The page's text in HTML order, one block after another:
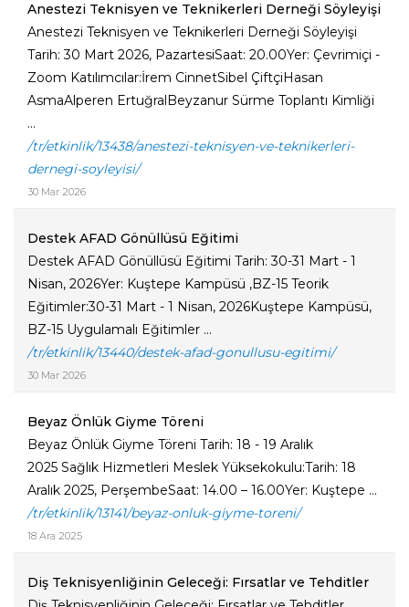
Anestezi Teknisyen ve Teknikerleri Derneği Söyleyişi
Anestezi Teknisyen ve Teknikerleri Derneği Söyleyişi
Tarih: 30 Mart 2026, PazartesiSaat: 20.00Yer: Çevrimiçi -
Zoom Katılımcılar:İrem CinnetSibel ÇiftçiHasan
AsmaAlperen ErtuğralBeyzanur Sürme Toplantı Kimliği
...
/tr/etkinlik/13438/anestezi-teknisyen-ve-teknikerleri-
dernegi-soyleyisi/
30 Mar 2026
Destek AFAD Gönüllüsü Eğitimi
Destek AFAD Gönüllüsü Eğitimi Tarih: 30-31 Mart - 1
Nisan, 2026Yer: Kuştepe Kampüsü ,BZ-15 Teorik
Eğitimler:30-31 Mart - 1 Nisan, 2026Kuştepe Kampüsü,
BZ-15 Uygulamalı Eğitimler ...
/tr/etkinlik/13440/destek-afad-gonullusu-egitimi/
30 Mar 2026
Beyaz Önlük Giyme Töreni
Beyaz Önlük Giyme Töreni Tarih: 18 - 19 Aralık
2025 Sağlık Hizmetleri Meslek Yüksekokulu:Tarih: 18
Aralık 2025, PerşembeSaat: 14.00 – 16.00Yer: Kuştepe ...
/tr/etkinlik/13141/beyaz-onluk-giyme-toreni/
18 Ara 2025
Diş Teknisyenliğinin Geleceği: Fırsatlar ve Tehditler